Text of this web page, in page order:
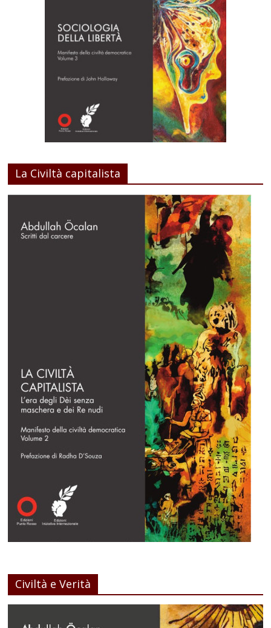
La Civiltà capitalista
Civiltà e Verità